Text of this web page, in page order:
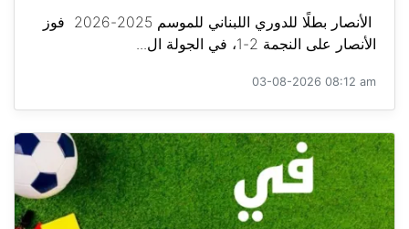
الأنصار بطلًا للدوري اللبناني للموسم 2025-2026 فوز
الأنصار على النجمة 2-1، في الجولة ال...
03-08-2026 08:12 am